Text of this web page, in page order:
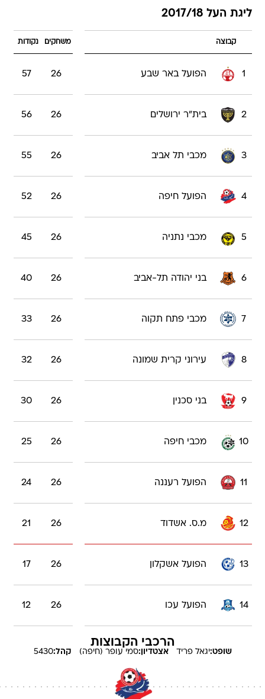
ליגת העל 2017/18
קבוצה משחקים נקודות
1 הפועל באר שבע 26
57
2 בית"ר ירושלים 26
56
3 מכבי תל אביב 26
55
4 הפועל חיפה 26
52
5 מכבי נתניה 26
45
6 בני יהודה תל-אביב 26
40
7 מכבי פתח תקוה 26
33
8 עירוני קרית שמונה 26
32
9 בני סכנין 26
30
10 מכבי חיפה 26
25
11 הפועל רעננה 26
24
12 מ.ס. אשדוד 26
21
13 הפועל אשקלון 26
17
14 הפועל עכו 26
12
הרכבי הקבוצות
שופט:יגאל פריד אצטדיון:סמי עופר (חיפה) קהל:5430